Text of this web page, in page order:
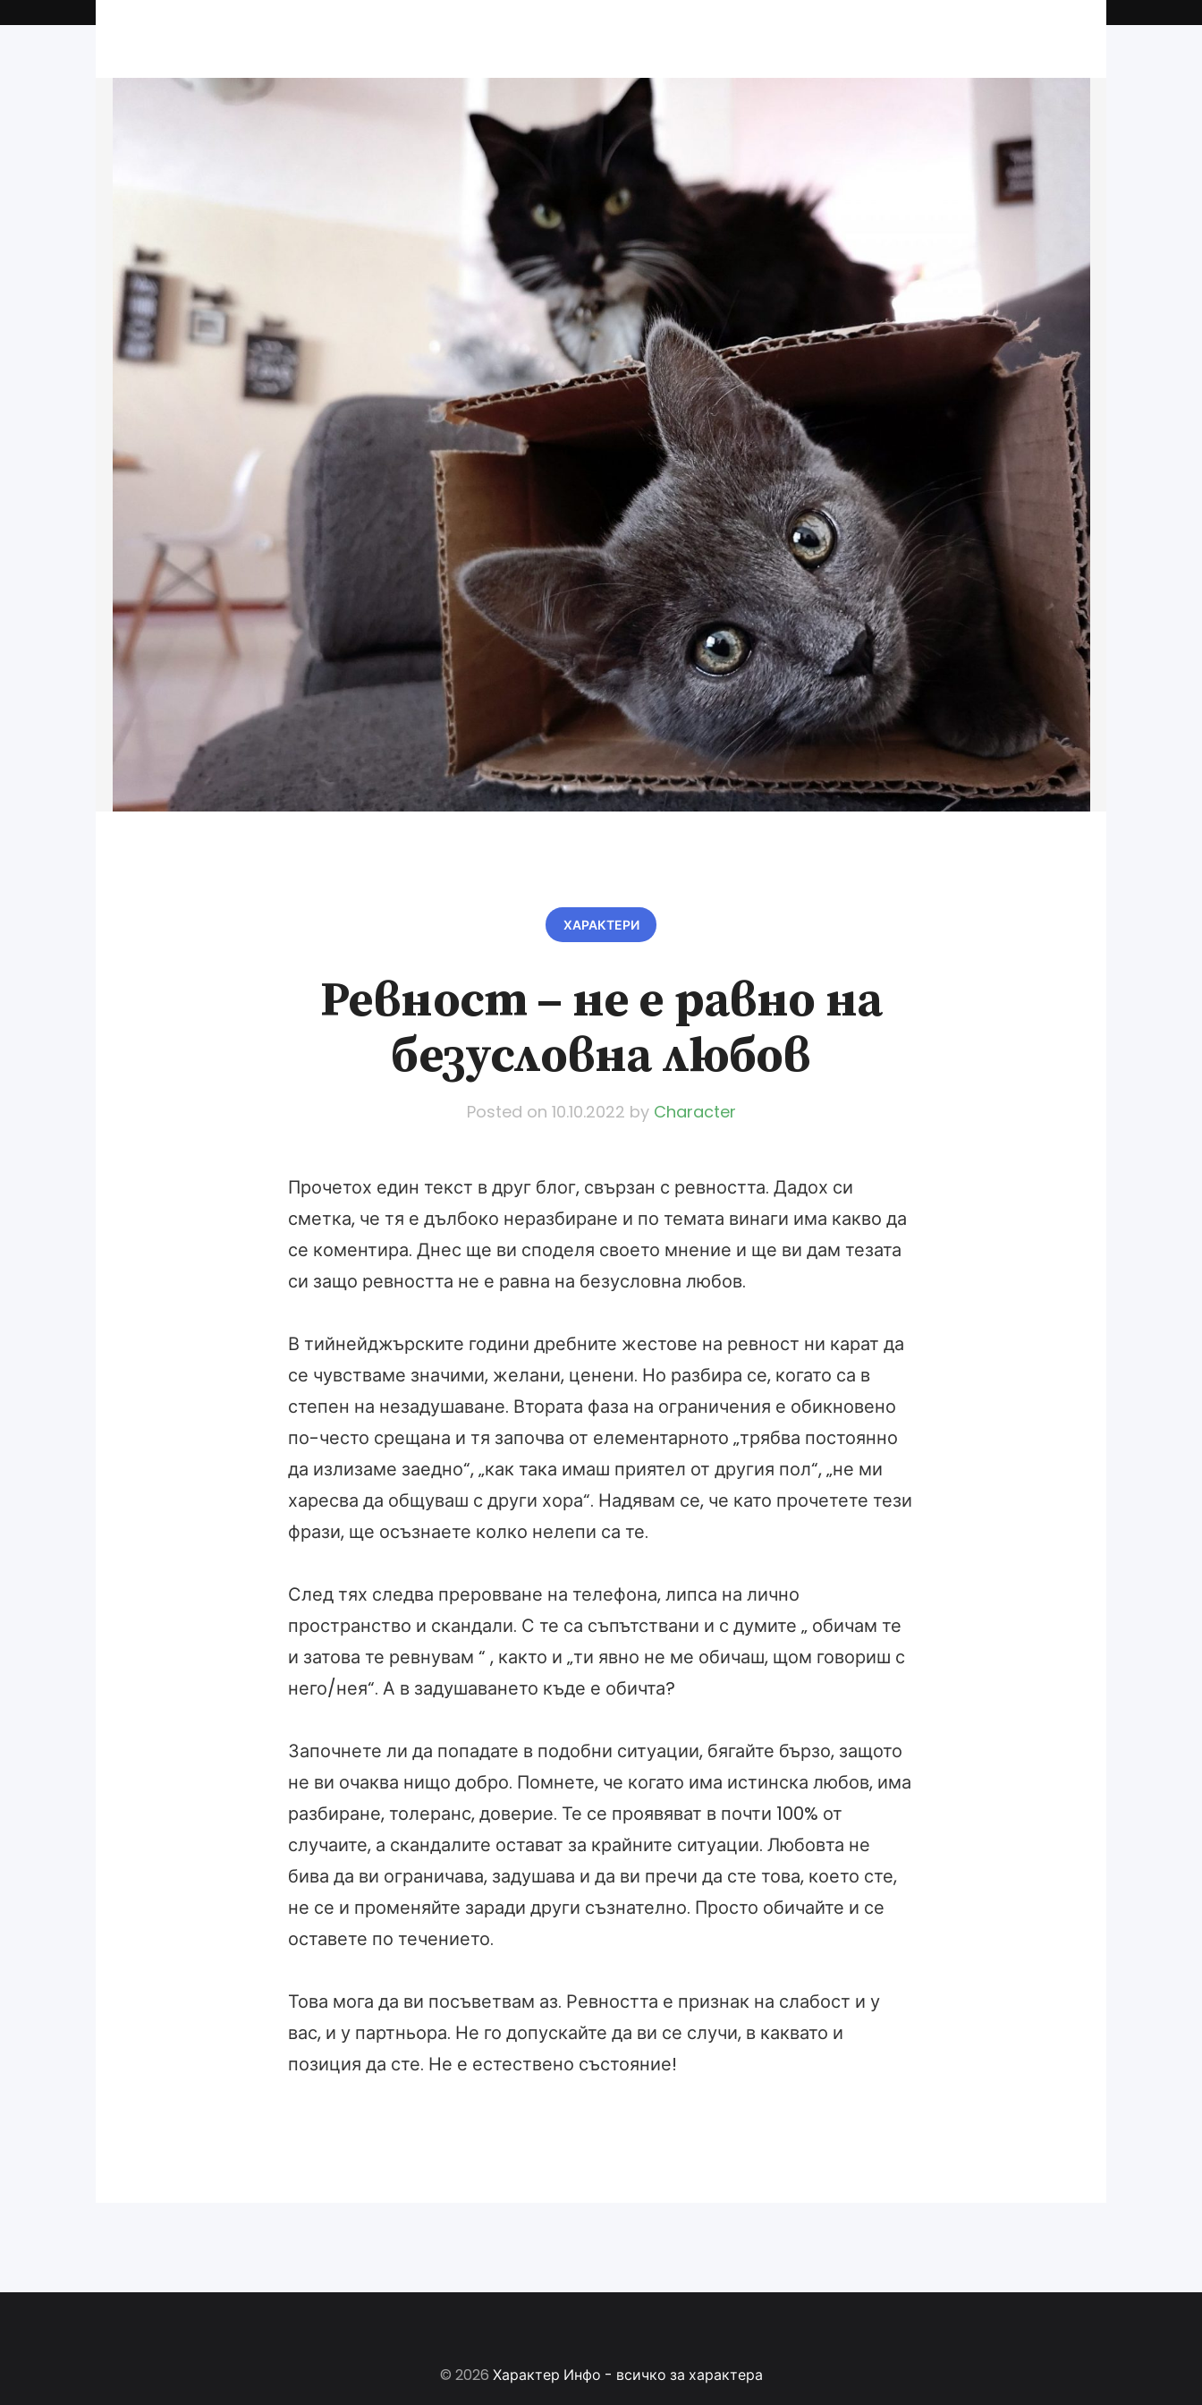
ХАРАКТЕРИ
Ревност – не е равно на
безусловна любов
Posted on 10.10.2022 by Character
Прочетох един текст в друг блог, свързан с ревността. Дадох си
сметка, че тя е дълбоко неразбиране и по темата винаги има какво да
се коментира. Днес ще ви споделя своето мнение и ще ви дам тезата
си защо ревността не е равна на безусловна любов.
В тийнейджърските години дребните жестове на ревност ни карат да
се чувстваме значими, желани, ценени. Но разбира се, когато са в
степен на незадушаване. Втората фаза на ограничения е обикновено
по-често срещана и тя започва от елементарното „трябва постоянно
да излизаме заедно“, „как така имаш приятел от другия пол“, „не ми
харесва да общуваш с други хора“. Надявам се, че като прочетете тези
фрази, ще осъзнаете колко нелепи са те.
След тях следва преровване на телефона, липса на лично
пространство и скандали. С те са съпътствани и с думите „ обичам те
и затова те ревнувам “ , както и „ти явно не ме обичаш, щом говориш с
него/нея“. А в задушаването къде е обичта?
Започнете ли да попадате в подобни ситуации, бягайте бързо, защото
не ви очаква нищо добро. Помнете, че когато има истинска любов, има
разбиране, толеранс, доверие. Те се проявяват в почти 100% от
случаите, а скандалите остават за крайните ситуации. Любовта не
бива да ви ограничава, задушава и да ви пречи да сте това, което сте,
не се и променяйте заради други съзнателно. Просто обичайте и се
оставете по течението.
Това мога да ви посъветвам аз. Ревността е признак на слабост и у
вас, и у партньора. Не го допускайте да ви се случи, в каквато и
позиция да сте. Не е естествено състояние!
© 2026 Характер Инфо - всичко за характера